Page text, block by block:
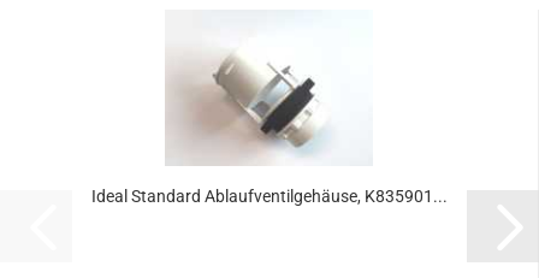
Ideal Standard Ablaufventilgehäuse, K835901...